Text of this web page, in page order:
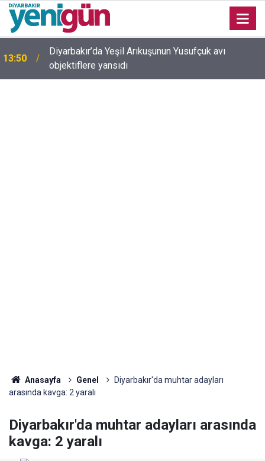
13:35
Adalet Bakanı Akın Gürlek’ten internet haberciliğine
güvence: Ekim ayında Meclis'e geliyor
Anasayfa Genel
Diyarbakır'da muhtar adayları
arasında kavga: 2 yaralı
Diyarbakır'da muhtar adayları arasında
kavga: 2 yaralı